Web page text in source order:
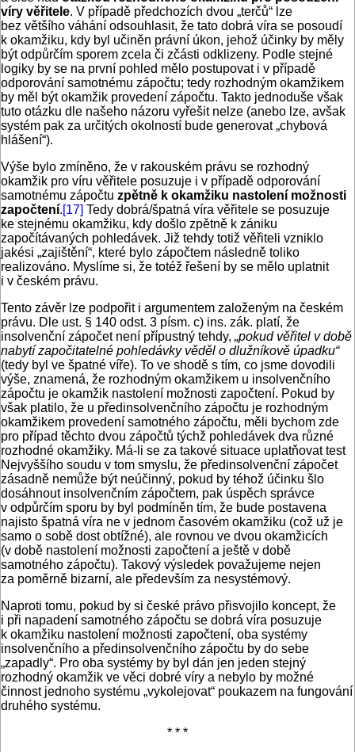
víry věřitele. V případě předchozích dvou „terčů“ lze
bez většího váhání odsouhlasit, že tato dobrá víra se posoudí
k okamžiku, kdy byl učiněn právní úkon, jehož účinky by měly
být odpůrčím sporem zcela či zčásti odklizeny. Podle stejné
logiky by se na první pohled mělo postupovat i v případě
odporování samotnému zápočtu; tedy rozhodným okamžikem
by měl být okamžik provedení zápočtu. Takto jednoduše však
tuto otázku dle našeho názoru vyřešit nelze (anebo lze, avšak
systém pak za určitých okolností bude generovat „chybová
hlášení“).
Výše bylo zmíněno, že v rakouském právu se rozhodný
okamžik pro víru věřitele posuzuje i v případě odporování
samotnému zápočtu zpětně k okamžiku nastolení možnosti
započtení.[17] Tedy dobrá/špatná víra věřitele se posuzuje
ke stejnému okamžiku, kdy došlo zpětně k zániku
započítávaných pohledávek. Již tehdy totiž věřiteli vzniklo
jakési „zajištění“, které bylo zápočtem následně toliko
realizováno. Myslíme si, že totéž řešení by se mělo uplatnit
i v českém právu.
Tento závěr lze podpořit i argumentem založeným na českém
právu. Dle ust. § 140 odst. 3 písm. c) ins. zák. platí, že
insolvenční zápočet není přípustný tehdy, „pokud věřitel v době
nabytí započitatelné pohledávky věděl o dlužníkově úpadku“
(tedy byl ve špatné víře). To ve shodě s tím, co jsme dovodili
výše, znamená, že rozhodným okamžikem u insolvenčního
zápočtu je okamžik nastolení možnosti započtení. Pokud by
však platilo, že u předinsolvenčního zápočtu je rozhodným
okamžikem provedení samotného zápočtu, měli bychom zde
pro případ těchto dvou zápočtů týchž pohledávek dva různé
rozhodné okamžiky. Má-li se za takové situace uplatňovat test
Nejvyššího soudu v tom smyslu, že předinsolvenční zápočet
zásadně nemůže být neúčinný, pokud by téhož účinku šlo
dosáhnout insolvenčním zápočtem, pak úspěch správce
v odpůrčím sporu by byl podmíněn tím, že bude postavena
najisto špatná víra ne v jednom časovém okamžiku (což už je
samo o sobě dost obtížné), ale rovnou ve dvou okamžicích
(v době nastolení možnosti započtení a ještě v době
samotného zápočtu). Takový výsledek považujeme nejen
za poměrně bizarní, ale především za nesystémový.
Naproti tomu, pokud by si české právo přisvojilo koncept, že
i při napadení samotného zápočtu se dobrá víra posuzuje
k okamžiku nastolení možnosti započtení, oba systémy
insolvenčního a předinsolvenčního zápočtu by do sebe
„zapadly“. Pro oba systémy by byl dán jen jeden stejný
rozhodný okamžik ve věci dobré víry a nebylo by možné
činnost jednoho systému „vykolejovat“ poukazem na fungování
druhého systému.
* * *